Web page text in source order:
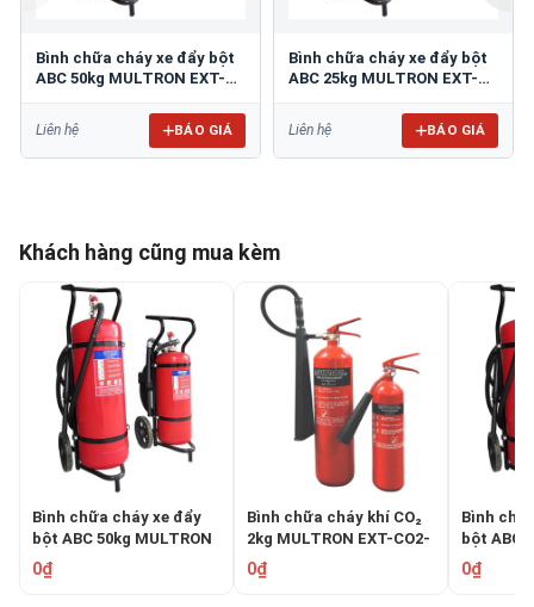
Bình chữa cháy xe đẩy bột
ABC 50kg MULTRON EXT-
Liên hệ BÁO GIÁ
Bình chữa cháy xe đẩy bột
ABC 25kg MULTRON EXT-
Liên hệ BÁO GIÁ
Khách hàng cũng mua kèm
Bình chữa cháy xe đẩy
bột ABC 50kg MULTRON
EXT-ABC-50K
0₫
Bình chữa cháy khí CO₂
2kg MULTRON EXT-CO2-
2K
0₫
Bình
bột ABC
EXT-
0₫